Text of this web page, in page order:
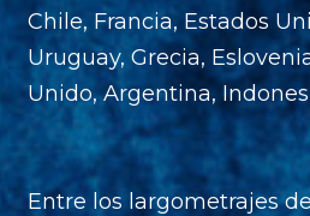
Chile, Francia, Estados
Uruguay, Grecia,
Unido, Argentina,
Entre los largometrajes